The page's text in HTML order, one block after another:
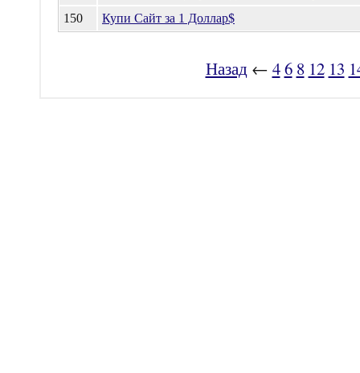
150
Купи Сайт за 1 Доллар$
Назад← 46 8 12 13